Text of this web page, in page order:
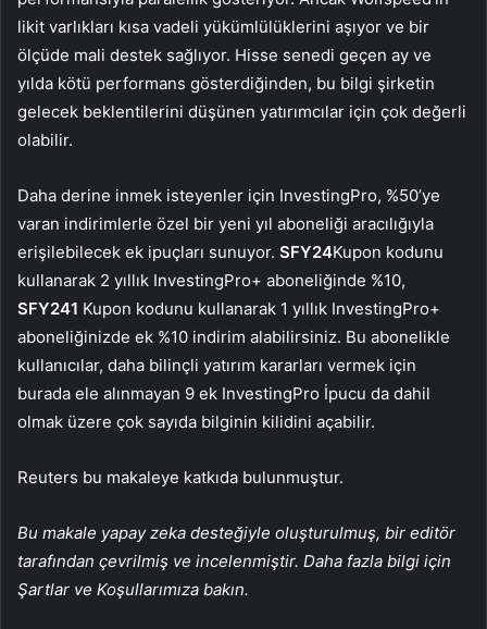
likit varlıkları kısa vadeli yükümlülüklerini aşıyor ve bir
ölçüde mali destek sağlıyor. Hisse senedi geçen ay ve
yılda kötü performans gösterdiğinden, bu bilgi şirketin
gelecek beklentilerini düşünen yatırımcılar için çok değerli
olabilir.
Daha derine inmek isteyenler için InvestingPro, %50’ye
varan indirimlerle özel bir yeni yıl aboneliği aracılığıyla
erişilebilecek ek ipuçları sunuyor. SFY24Kupon kodunu
kullanarak 2 yıllık InvestingPro+ aboneliğinde %10,
SFY241 Kupon kodunu kullanarak 1 yıllık InvestingPro+
aboneliğinizde ek %10 indirim alabilirsiniz. Bu abonelikle
kullanıcılar, daha bilinçli yatırım kararları vermek için
burada ele alınmayan 9 ek InvestingPro İpucu da dahil
olmak üzere çok sayıda bilginin kilidini açabilir.
Reuters bu makaleye katkıda bulunmuştur.
Bu makale yapay zeka desteğiyle oluşturulmuş, bir editör
tarafından çevrilmiş ve incelenmiştir. Daha fazla bilgi için
Şartlar ve Koşullarımıza bakın.